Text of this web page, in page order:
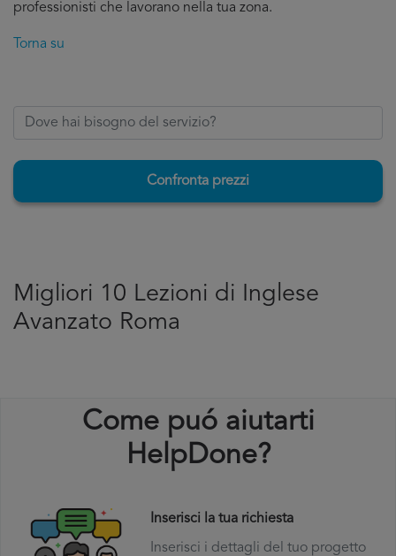
professionisti che lavorano nella tua zona.
Torna su
Confronta prezzi
Migliori 10 Lezioni di Inglese
Avanzato Roma
Come puó aiutarti
HelpDone?
Inserisci la tua richiesta
Inserisci i dettagli del tuo progetto